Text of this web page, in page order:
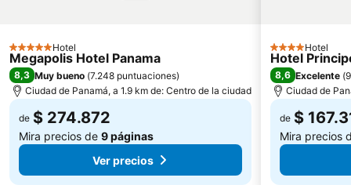
5 EstrellasHotel
Megapolis Hotel Panama
8,3 Muy bueno (7.248 puntuaciones)
Ciudad de Panamá, a 1.9 km de: Centro de la ciudad
de $ 274.872
Mira precios de 9 páginas
Ver precios
4 Estrellas
Hotel
Hotel
8,6 Excelente (
Ciudad de
de $
Mira precios